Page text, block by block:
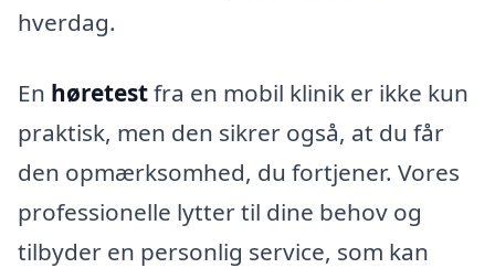
hverdag.
En høretestfra en mobil klinik er ikke kun
praktisk, men den sikrer også, at du får
den opmærksomhed, du fortjener. Vores
professionelle lytter til dine behov og
tilbyder en personlig service, som kan